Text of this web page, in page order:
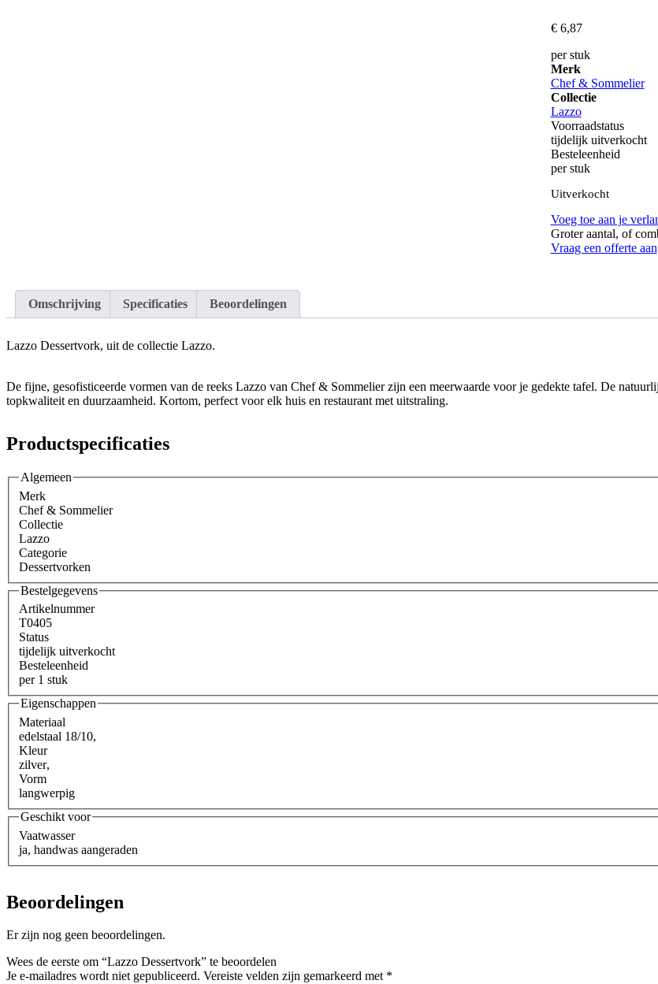
uit
€ 6,87
per stuk
Merk
Chef & Sommelier
Collectie
Lazzo
Voorraadstatus
tijdelijk uitverkocht
Besteleenheid
per stuk
Uitverkocht
Voeg toe aan je
Groter aantal, of
Vraag een offerte aan
Omschrijving Specificaties Beoordelingen
Lazzo Dessertvork, uit de collectie Lazzo.
De fijne, gesofisticeerde vormen van de reeks Lazzo van Chef & Sommelier zijn een meerwaarde voor je gedekte tafel. De
topkwaliteit en duurzaamheid. Kortom, perfect voor elk huis en restaurant met uitstraling.
Productspecificaties
Algemeen
Merk
Chef & Sommelier
Collectie
Lazzo
Categorie
Dessertvorken
Bestelgegevens
Artikelnummer
T0405
Status
tijdelijk uitverkocht
Besteleenheid
per 1 stuk
Eigenschappen
Materiaal
edelstaal 18/10,
Kleur
zilver,
Vorm
langwerpig
Geschikt voor
Vaatwasser
ja, handwas aangeraden
Beoordelingen
Er zijn nog geen beoordelingen.
Wees de eerste om “Lazzo Dessertvork” te beoordelen
Je e-mailadres wordt niet gepubliceerd. Vereiste velden zijn gemarkeerd met *